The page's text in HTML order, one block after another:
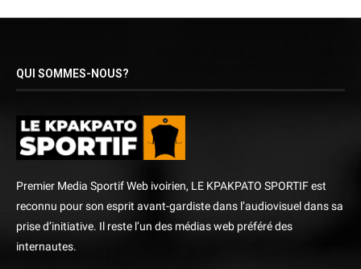
QUI SOMMES-NOUS?
Premier Media Sportif Web ivoirien, LE KPAKPATO SPORTIF est
reconnu pour son esprit avant-gardiste dans l’audiovisuel dans sa
prise d’initiative. Il reste l’un des médias web préféré des
internautes.